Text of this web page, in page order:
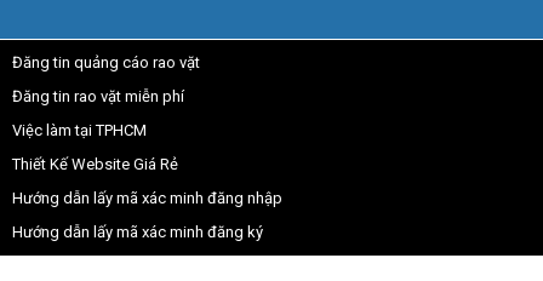
Đăng tin quảng cáo rao vặt
Đăng tin rao vặt miễn phí
Việc làm tại TPHCM
Thiết Kế Website Giá Rẻ
Hướng dẫn lấy mã xác minh đăng nhập
Hướng dẫn lấy mã xác minh đăng ký